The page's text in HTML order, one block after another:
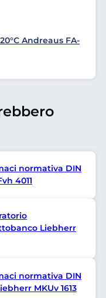
Andreaus FA-
normativa DIN
4011
Liebherr
normativa DIN
MKUv 1613